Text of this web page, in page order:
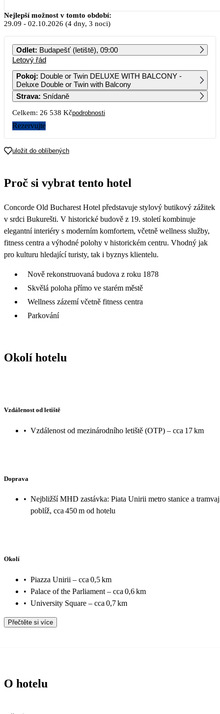
Září 2026
PO ÚT ST ČT PÁ SO NE
14 489 15 979 18 509
7
15 759
8 9 10 11 12 13
14
17 989
15 16
21
17 119
22 23 24 25 26 27
Nejlepší možnost v tomto období:
29.09 - 02.10.2026 (4 dny, 3 noci)
Odlet: Budapešť (letiště), 09:00
Letový řád
Pokoj: Double or Twin DELUXE WITH BALCONY -
Deluxe Double or Twin with Balcony
Strava: Snídaně
Celkem: 26 538 Kčpodrobnosti
Rezervujte
uložit do oblíbených
Proč si vybrat tento hotel
Concorde Old Bucharest Hotel představuje stylový butikový zážitek
v srdci Bukurešti. V historické budově z 19. století kombinuje
elegantní interiéry s moderním komfortem, včetně wellness služby,
fitness centra a výhodné polohy v historickém centru. Vhodný jak
pro kulturu hledající turisty, tak i byznys klientelu.
Nově rekonstruovaná budova z roku 1878
Skvělá poloha přímo ve starém městě
Wellness zázemí včetně fitness centra
Parkování
Okolí hotelu
Vzdálenost od letiště
• Vzdálenost od mezinárodního letiště (OTP) – cca 17 km
Doprava
• Nejbližší MHD zastávka: Piata Unirii metro stanice a tramvaj
poblíž, cca 450 m od hotelu
Okolí
• Piazza Unirii – cca 0,5 km
• Palace of the Parliament – cca 0,6 km
• University Square – cca 0,7 km
Přečtěte si více
O hotelu